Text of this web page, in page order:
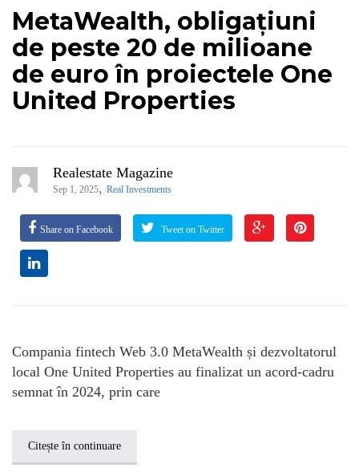
MetaWealth, obligațiuni
de peste 20 de milioane
de euro în proiectele One
United Properties
Realestate Magazine
Sep 1, 2025, Real Investments
Share on Facebook Tweet on Twitter
Compania fintech Web 3.0 MetaWealth și dezvoltatorul
local One United Properties au finalizat un acord-cadru
semnat în 2024, prin care
Citește în continuare